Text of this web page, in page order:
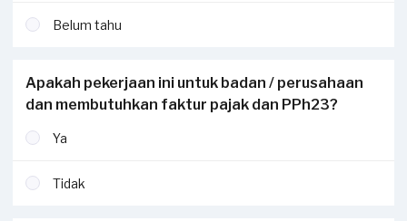
Belum tahu
Apakah pekerjaan ini untuk badan / perusahaan
dan membutuhkan faktur pajak dan PPh23?
Ya
Tidak